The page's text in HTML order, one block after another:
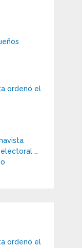
ordenó el
…
ordenó el